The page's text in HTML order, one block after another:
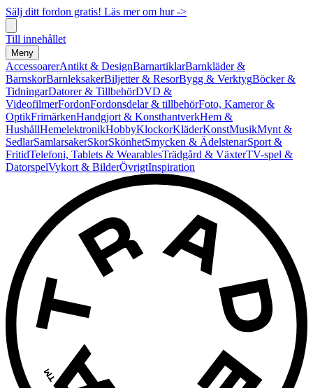
Sälj ditt fordon gratis! Läs mer om hur ->
Till innehållet
Meny
AccessoarerAntikt & DesignBarnartiklarBarnkläder &
BarnskorBarnleksakerBiljetter & ResorBygg & VerktygBöcker &
TidningarDatorer & TillbehörDVD &
VideofilmerFordonFordonsdelar & tillbehörFoto, Kameror &
OptikFrimärkenHandgjort & KonsthantverkHem &
HushållHemelektronikHobbyKlockorKläderKonstMusikMynt &
SedlarSamlarsakerSkorSkönhetSmycken & ÄdelstenarSport &
FritidTelefoni, Tablets & WearablesTrädgård & VäxterTV-spel &
DatorspelVykort & BilderÖvrigtInspiration